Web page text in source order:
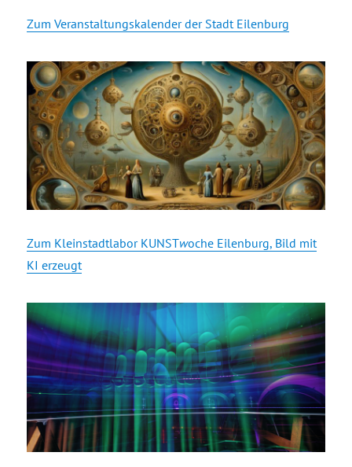
Zum Veranstaltungskalender der Stadt Eilenburg
Zum Kleinstadtlabor KUNSTwoche Eilenburg, Bild mit
KI erzeugt